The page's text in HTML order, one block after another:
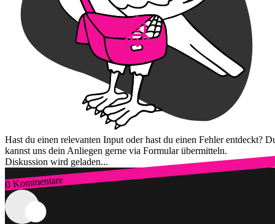
Hast du einen relevanten Input oder hast du einen Fehler entdeckt?
kannst uns dein Anliegen gerne via Formular übermitteln.
Diskussion wird geladen...
0 Kommentare
Zum Login